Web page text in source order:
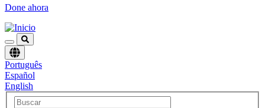
Done ahora
Elegir
un
idioma
Português
Español
English